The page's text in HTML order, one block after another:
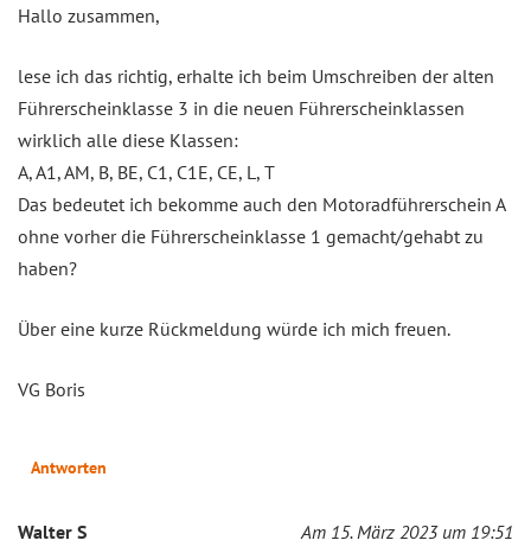
Hallo zusammen,
lese ich das richtig, erhalte ich beim Umschreiben der alten
Führerscheinklasse 3 in die neuen Führerscheinklassen
wirklich alle diese Klassen:
A, A1, AM, B, BE, C1, C1E, CE, L, T
Das bedeutet ich bekomme auch den Motoradführerschein A
ohne vorher die Führerscheinklasse 1 gemacht/gehabt zu
haben?
Über eine kurze Rückmeldung würde ich mich freuen.
VG Boris
Antworten
Walter S Am 15. März 2023 um 19:51